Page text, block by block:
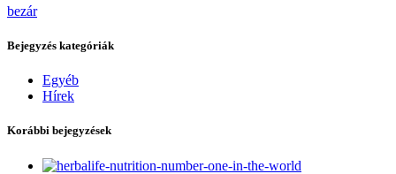
bezár
Bejegyzés kategóriák
Egyéb
Hírek
Korábbi bejegyzések